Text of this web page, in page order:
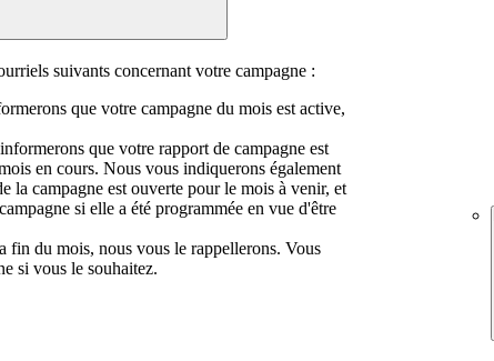
suivants concernant votre campagne :
que votre campagne du mois est active,
que votre rapport de campagne est
en cours. Nous vous indiquerons également
la campagne est ouverte pour le mois à venir, et
si elle a été programmée en vue d'être
fin du mois, nous vous le rappellerons. Vous
si vous le souhaitez.